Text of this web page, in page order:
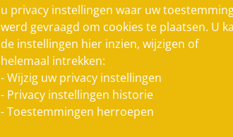
u privacy instellingen waar uw
werd gevraagd om cookies te plaatsen. U
de instellingen hier inzien, wijzigen of
helemaal intrekken:
-Wijzig uw privacy instellingen
- Privacy instellingen historie
-Toestemmingen herroepen